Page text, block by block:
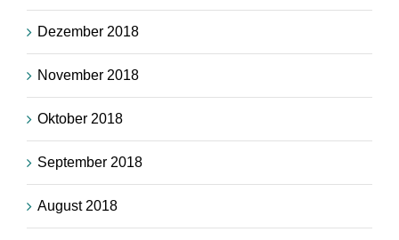
Dezember 2018
November 2018
Oktober 2018
September 2018
August 2018